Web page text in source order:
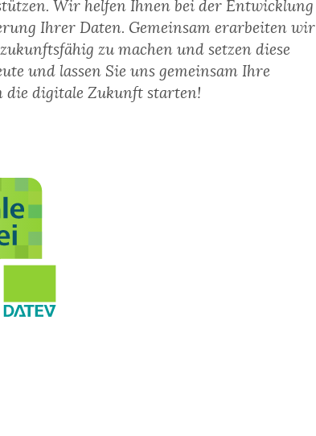
Wir helfen Ihnen bei der Entwicklung
Ihrer Daten. Gemeinsam erarbeiten wir
zu machen und setzen diese
und lassen Sie uns gemeinsam Ihre
die digitale Zukunft starten!